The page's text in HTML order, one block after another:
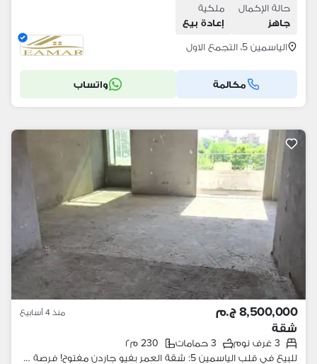
حالة الإكمال
جاهز
ملكية
إعادة بيع
الياسمين 5، التجمع الاول
مكالمة واتساب
8,500,000 ج.م منذ 4 أسابيع
شقة
3 غرف نوم 3 حمامات
230 م٢
للبيع في قلب الياسمين 5: شقة العمر بفيو جاردن مفتوح! فرصة مميزة للسكن الراقي، شقة بتصميم عملي وتشطيبات متقدمة في أرقى مناطق التجمع.